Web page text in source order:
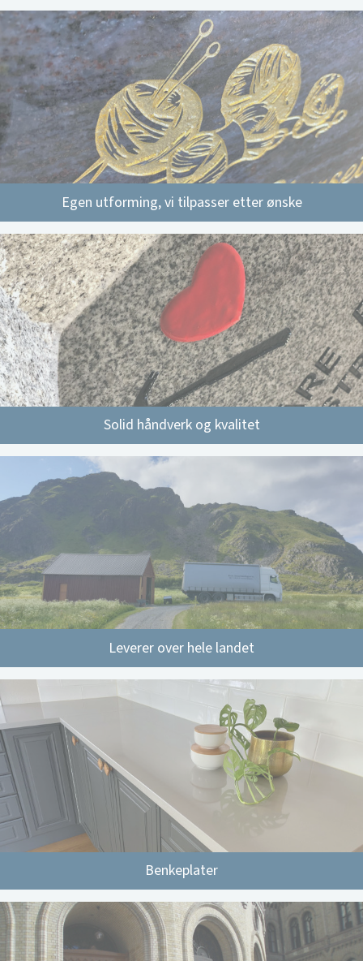
Egen utforming, vi tilpasser etter ønske
Solid håndverk og kvalitet
Leverer over hele landet
Benkeplater